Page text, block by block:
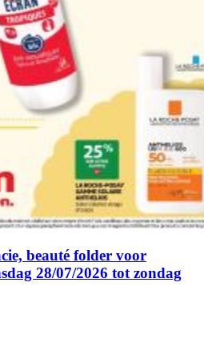
beauté folder voor
28/07/2026 tot zondag